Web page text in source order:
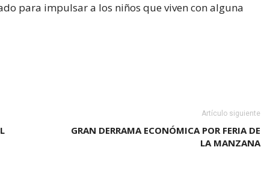
para impulsar a los niños que viven con alguna
Artículo siguiente
GRAN DERRAMA ECONÓMICA POR FERIA DE
LA MANZANA